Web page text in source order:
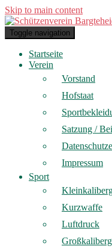
Skip to main content
Toggle navigation
Startseite
Verein
Vorstand
Hofstaat
Satzung /
Impressum
Sport
Kurzwaffe
Luftdruck